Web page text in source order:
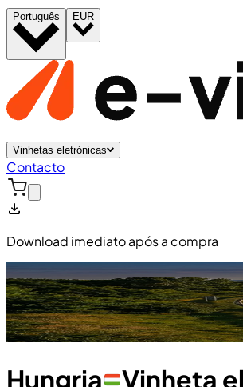
Português EUR
Vinhetas eletrónicas
Contacto
Download imediato após a compra
Hungria Vinheta